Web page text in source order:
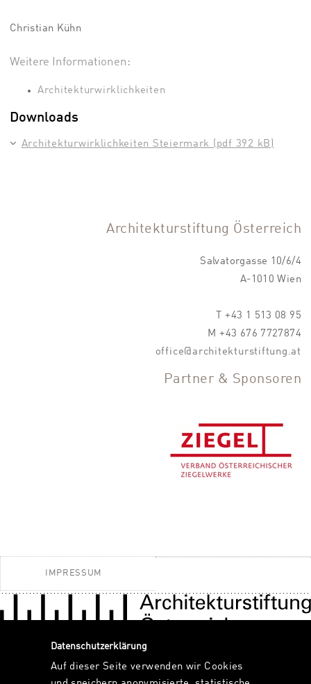
Christian Kühn
Weitere Informationen:
Architekturwirklichkeiten
Downloads
Architekturwirklichkeiten Steiermark (pdf 392 kB)
Architekturstiftung Österreich
Salvatorgasse 10/6/4
A-1010 Wien
T +43 1 513 08 95
M +43 676 7727874
office@architekturstiftung.at
Partner & Sponsoren
IMPRESSUM
Datenschutzerklärung
Auf dieser Seite verwenden wir Cookies